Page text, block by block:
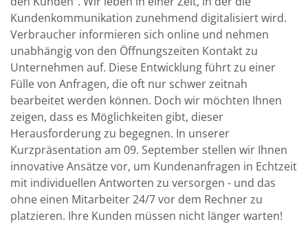
Kundenkommunikation zunehmend digitalisiert wird.
Verbraucher informieren sich online und nehmen
unabhängig von den Öffnungszeiten Kontakt zu
Unternehmen auf. Diese Entwicklung führt zu einer
Fülle von Anfragen, die oft nur schwer zeitnah
bearbeitet werden können. Doch wir möchten Ihnen
zeigen, dass es Möglichkeiten gibt, dieser
Herausforderung zu begegnen. In unserer
Kurzpräsentation am 09. September stellen wir Ihnen
innovative Ansätze vor, um Kundenanfragen in Echtzeit
mit individuellen Antworten zu versorgen - und das
ohne einen Mitarbeiter 24/7 vor dem Rechner zu
platzieren. Ihre Kunden müssen nicht länger warten!